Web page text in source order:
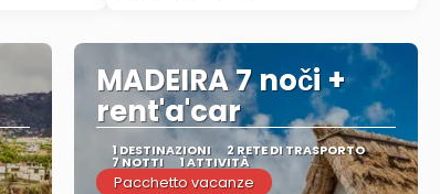
MADEIRA 7 noči +
rent'a'car
1 DESTINAZIONI 2 RETE DI TRASPORTO
7 NOTTI 1 ATTIVITÀ
Pacchetto vacanze